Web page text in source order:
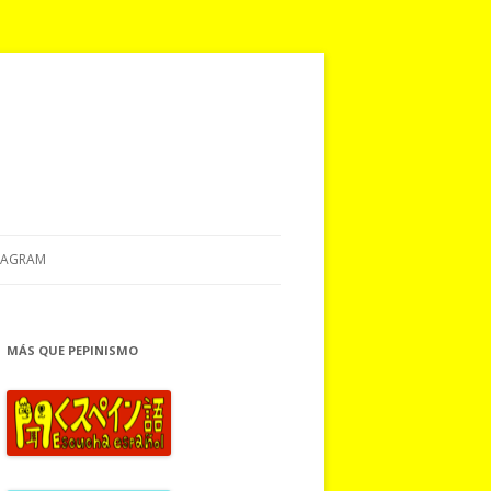
MÁS QUE PEPINISMO